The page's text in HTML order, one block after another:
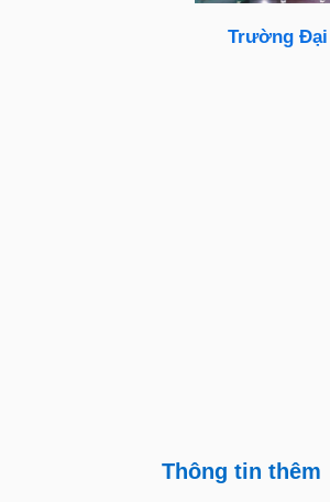
Trường Đại
Thông tin thêm